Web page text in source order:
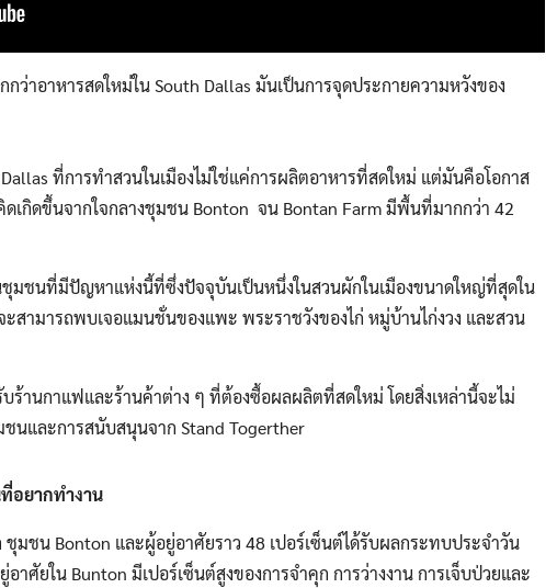
กว่าอาหารสดใหม่ใน South Dallas มันเป็นการจุดประกายความหวังของ
ที่การทำสวนในเมืองไม่ใช่แค่การผลิตอาหารที่สดใหม่ แต่มันคือโอกาส
เกิดขึ้นจากใจกลางชุมชน Bonton จน Bontan Farm มีพื้นที่มากกว่า 42
ชุมชนที่มีปัญหาแห่งนี้ที่ซึ่งปัจจุบันเป็นหนึ่งในสวนผักในเมืองขนาดใหญ่ที่สุดใน
สามารถพบเจอแมนชั่นของแพะ พระราชวังของไก่ หมู่บ้านไก่งวง และสวน
ร้านกาแฟและร้านค้าต่าง ๆ ที่ต้องซื้อผลผลิตที่สดใหม่ โดยสิ่งเหล่านี้จะไม่
ชนและการสนับสนุนจาก Stand Togerther
อยากทำงาน
ชุมชน Bonton และผู้อยู่อาศัยราว 48 เปอร์เซ็นต์ได้รับผลกระทบประจำวัน
าศัยใน Bunton มีเปอร์เซ็นต์สูงของการจำคุก การว่างงาน การเจ็บป่วยและ